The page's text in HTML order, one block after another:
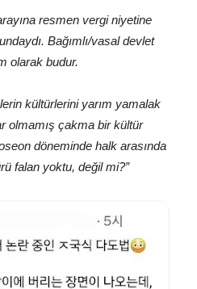
resmen vergi niyetine
Bağımlı/vasal devlet
olarak budur.
kültürlerini yarım yamalak
olmamış çakma bir kültür
döneminde halk arasında
falan yoktu, değil mi?”